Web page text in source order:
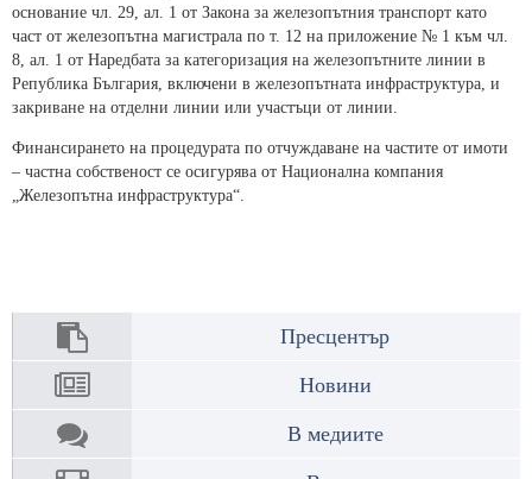
основание чл. 29, ал. 1 от Закона за железопътния транспорт като
част от железопътна магистрала по т. 12 на приложение № 1 към чл.
8, ал. 1 от Наредбата за категоризация на железопътните линии в
Република България, включени в железопътната инфраструктура, и
закриване на отделни линии или участъци от линии.
Финансирането на процедурата по отчуждаване на частите от имоти
– частна собственост се осигурява от Национална компания
„Железопътна инфраструктура“.
Пресцентър
Новини
В медиите